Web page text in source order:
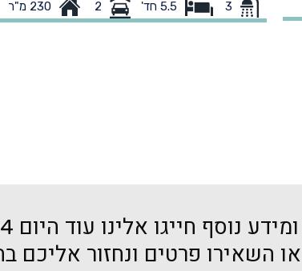
בריכה 39 מטר, 2 חניות מקורות, ניתן לבצע שינויים
בהיתר במידת הצורך
3 5.5 חד' 2 230 מ"ר
נוסף חייגו אלינו עוד היום
או השאירו פרטים ונחזור אליכם